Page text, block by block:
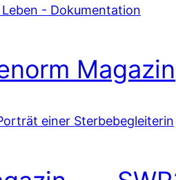
- Dokumentation
Magazin
einer Sterbebegleiterin